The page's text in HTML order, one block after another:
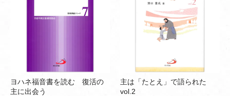
ヨハネ福音書を読む 復活の
主に出会う
主は「たとえ」で語られた
vol.2